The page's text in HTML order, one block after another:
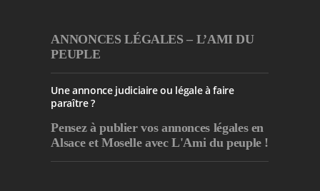
ANNONCES LÉGALES – L’AMI DU
PEUPLE
Une annonce judiciaire ou légale à faire
paraître ?
Pensez à publiervos annonces légales en
Alsace et Moselle avec L'Ami du peuple !